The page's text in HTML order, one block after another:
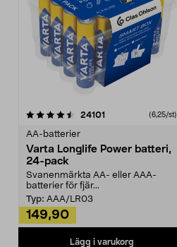
24101 recensioner(6,25/st)
AA-batterier
Varta Longlife Power batteri,
24-pack
Svanenmärkta AA- eller AAA-
batterier för fjär...
Typ: AAA/LR03
149,90
Lägg i varukorg
4.5av 5 stjärnor